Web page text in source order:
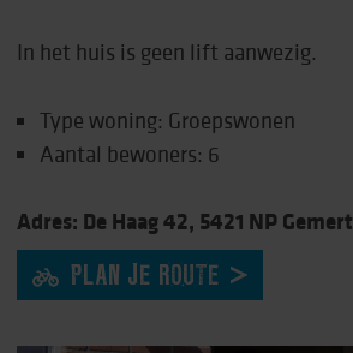
In het huis is geen lift aanwezig.
Type woning: Groepswonen
Aantal bewoners: 6
Adres: De Haag 42, 5421 NP Gemert
PLAN JE ROUTE